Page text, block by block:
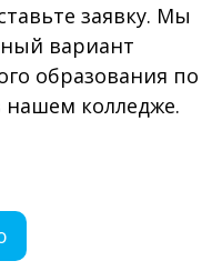
заявку. Мы
вариант
образования по
нашем колледже.